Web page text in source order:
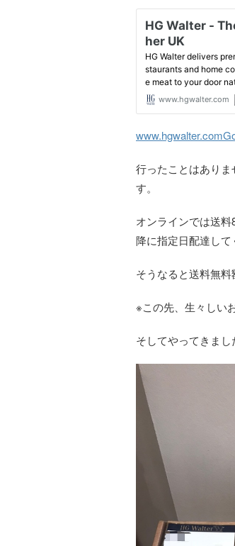
www.hgwalter.com
行ったことはあり
す。
オンラインでは送
降に指定日配達して
そうなると送料無
※この先、生々しい
そしてやってきまし